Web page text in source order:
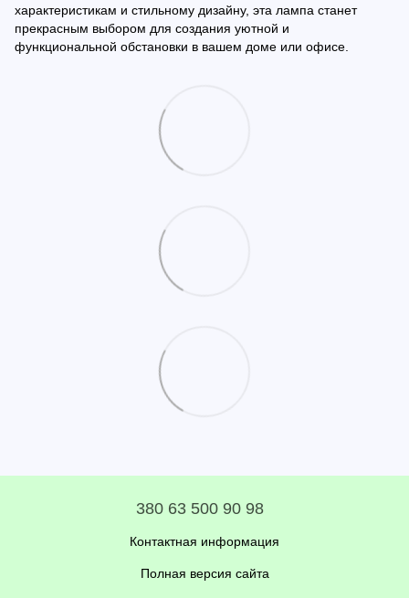
характеристикам и стильному дизайну, эта лампа станет
прекрасным выбором для создания уютной и
функциональной обстановки в вашем доме или офисе.
380 63 500 90 98
Контактная информация
Полная версия сайта